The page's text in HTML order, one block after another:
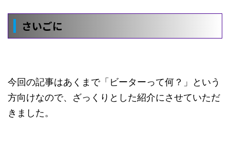
さいごに
今回の記事はあくまで「ビーターって何？」という
方向けなので、ざっくりとした紹介にさせていただ
きました。